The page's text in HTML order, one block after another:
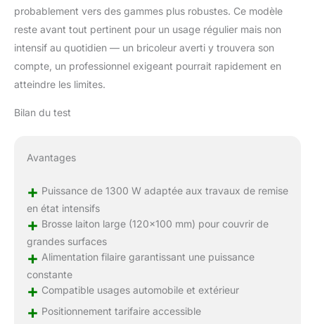
probablement vers des gammes plus robustes. Ce modèle
reste avant tout pertinent pour un usage régulier mais non
intensif au quotidien — un bricoleur averti y trouvera son
compte, un professionnel exigeant pourrait rapidement en
atteindre les limites.
Bilan du test
Avantages
+ Puissance de 1300 W adaptée aux travaux de remise
en état intensifs
+ Brosse laiton large (120×100 mm) pour couvrir de
grandes surfaces
+ Alimentation filaire garantissant une puissance
constante
+ Compatible usages automobile et extérieur
+ Positionnement tarifaire accessible